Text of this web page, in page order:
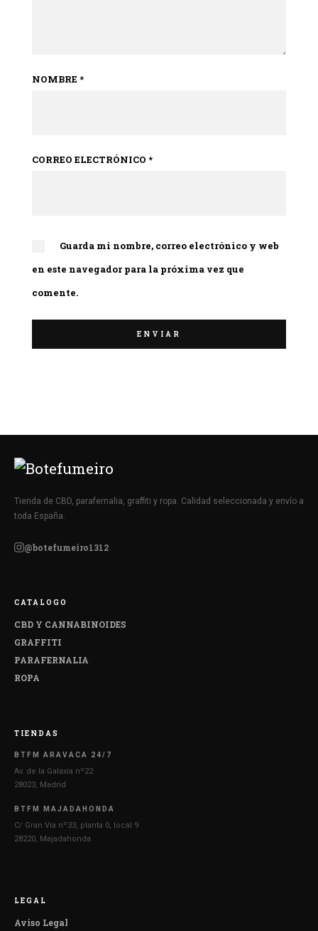
NOMBRE *
CORREO ELECTRÓNICO *
Guarda mi nombre, correo electrónico y web
en este navegador para la próxima vez que
comente.
Tienda de CBD, parafernalia, graffiti y ropa. Calidad seleccionada y envío a
toda España.
@botefumeiro1312
CATALOGO
CBD Y CANNABINOIDES
GRAFFITI
PARAFERNALIA
ROPA
TIENDAS
BTFM ARAVACA 24/7
Av. de la Galaxia nº22
28023, Madrid
BTFM MAJADAHONDA
C/ Gran Vía nº33, planta 0, local 9
28220, Majadahonda
LEGAL
Aviso Legal